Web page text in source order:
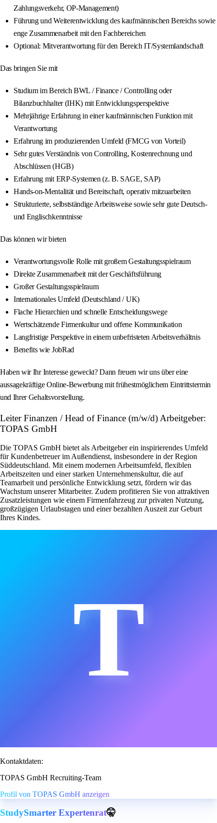
Zahlungsverkehr, OP-Management)
Führung und Weiterentwicklung des kaufmännischen Bereichs sowie
enge Zusammenarbeit mit den Fachbereichen
Optional: Mitverantwortung für den Bereich IT/Systemlandschaft
Das bringen Sie mit
Studium im Bereich BWL / Finance / Controlling oder
Bilanzbuchhalter (IHK) mit Entwicklungsperspektive
Mehrjährige Erfahrung in einer kaufmännischen Funktion mit
Verantwortung
Erfahrung im produzierenden Umfeld (FMCG von Vorteil)
Sehr gutes Verständnis von Controlling, Kostenrechnung und
Abschlüssen (HGB)
Erfahrung mit ERP-Systemen (z. B. SAGE, SAP)
Hands‑on-Mentalität und Bereitschaft, operativ mitzuarbeiten
Strukturierte, selbstständige Arbeitsweise sowie sehr gute Deutsch-
und Englischkenntnisse
Das können wir bieten
Verantwortungsvolle Rolle mit großem Gestaltungsspielraum
Direkte Zusammenarbeit mit der Geschäftsführung
Großer Gestaltungsspielraum
Internationales Umfeld (Deutschland / UK)
Flache Hierarchien und schnelle Entscheidungswege
Wertschätzende Firmenkultur und offene Kommunikation
Langfristige Perspektive in einem unbefristeten Arbeitsverhältnis
Benefits wie JobRad
Haben wir Ihr Interesse geweckt? Dann freuen wir uns über eine
aussagekräftige Online‑Bewerbung mit frühestmöglichem Eintrittstermin
und Ihrer Gehaltsvorstellung.
Leiter Finanzen / Head of Finance (m/w/d) Arbeitgeber:
TOPAS GmbH
Die TOPAS GmbH bietet als Arbeitgeber ein inspirierendes Umfeld
für Kundenbetreuer im Außendienst, insbesondere in der Region
Süddeutschland. Mit einem modernen Arbeitsumfeld, flexiblen
Arbeitszeiten und einer starken Unternehmenskultur, die auf
Teamarbeit und persönliche Entwicklung setzt, fördern wir das
Wachstum unserer Mitarbeiter. Zudem profitieren Sie von attraktiven
Zusatzleistungen wie einem Firmenfahrzeug zur privaten Nutzung,
großzügigen Urlaubstagen und einer bezahlten Auszeit zur Geburt
Ihres Kindes.
T
Kontaktdaten:
TOPAS GmbH Recruiting-Team
Profil von TOPAS GmbH anzeigen
StudySmarter Expertenrat🤫